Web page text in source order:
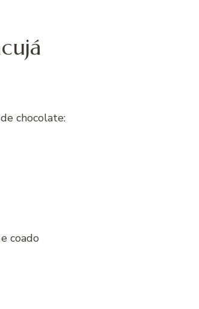
chocolate:
coado